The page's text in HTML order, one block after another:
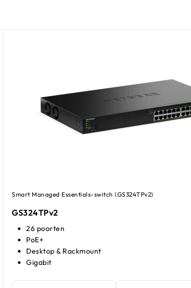
Smart Managed Essentials-switch (GS324TPv2)
GS324TPv2
26 poorten
PoE+
Desktop & Rackmount
Gigabit